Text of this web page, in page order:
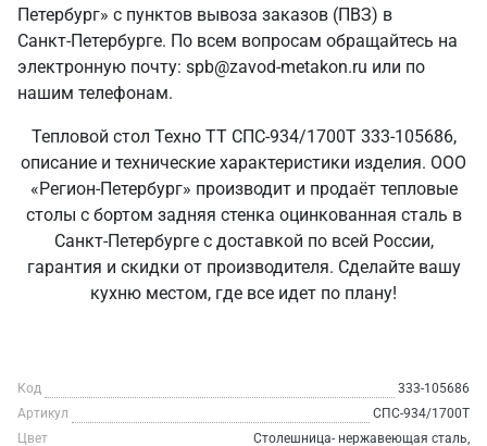
Петербург» с пунктов вывоза заказов (ПВЗ) в
Санкт‑Петербурге. По всем вопросам обращайтесь на
электронную почту: spb@zavod-metakon.ru или по
нашим телефонам.
Тепловой стол Техно ТТ СПС-934/1700Т 333-105686,
описание и технические характеристики изделия. ООО
«Регион-Петербург» производит и продаёт тепловые
столы с бортом задняя стенка оцинкованная сталь в
Санкт‑Петербурге с доставкой по всей России,
гарантия и скидки от производителя. Сделайте вашу
кухню местом, где все идет по плану!
Код
333-105686
Артикул
СПС-934/1700Т
Цвет
Столешница- нержавеющая сталь,